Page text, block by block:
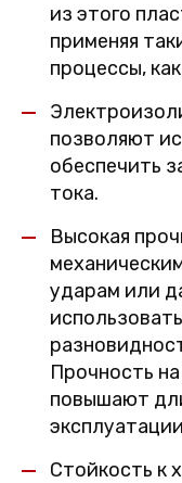
из этого
применяя
процессы,
позволяют
обеспечить
тока.
Высокая
ударам или
Прочность
повышают
Стойкость к